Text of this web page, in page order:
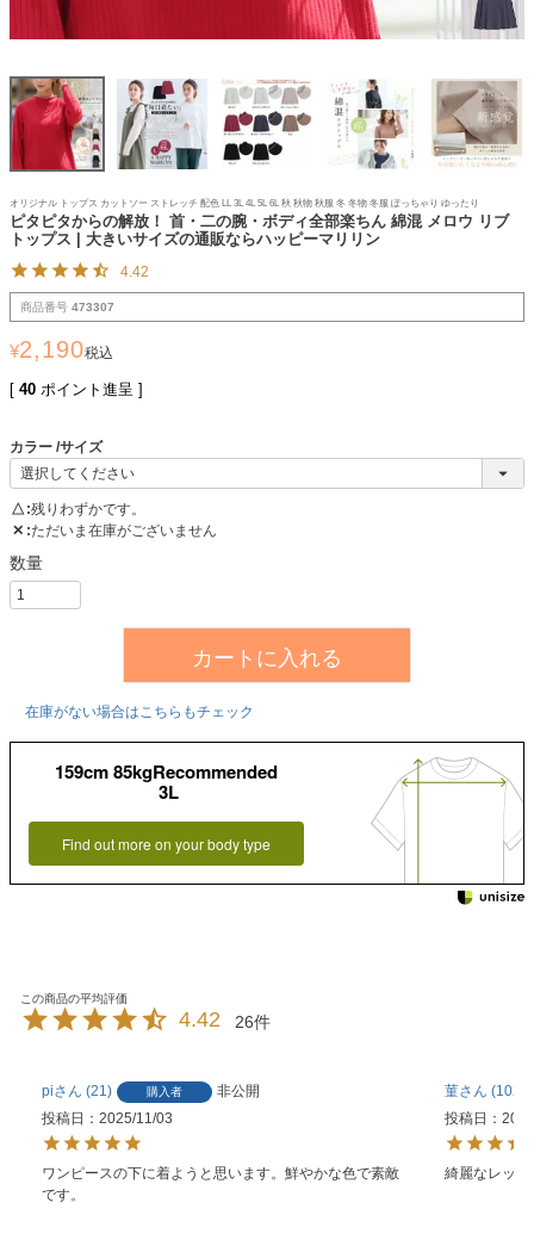
オリジナル トップス カットソー ストレッチ 配色 LL 3L 4L 5L 6L 秋 秋物 秋服 冬 冬物 冬服 ぽっちゃり ゆったり
ピタピタからの解放！ 首・二の腕・ボディ全部楽ちん 綿混 メロウ リブ
トップス | 大きいサイズの通販ならハッピーマリリン
4.42
商品番号 473307
¥2,190税込
[ 40 ポイント進呈 ]
カラー サイズ
△ 残りわずかです。
✕ ただいま在庫がございません
カートに入れる
在庫がない場合はこちらもチェック
159cm 85kgRecommended
3L
Find out more on your body type
4.42 26
pi 21 購入者
非公開
投稿日
2025/11/03
ワンピースの下に着ようと思います。鮮やかな色で素敵
です。
菫
102
投稿日
綺麗なレッ